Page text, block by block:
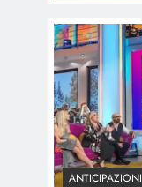
ANTICIPAZIONI